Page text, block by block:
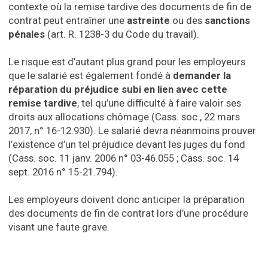
contexte où la remise tardive des documents de fin de
contrat peut entraîner une astreinte ou des sanctions
pénales (art. R. 1238-3 du Code du travail).
Le risque est d’autant plus grand pour les employeurs
que le salarié est également fondé à demander la
réparation du préjudice subi en lien avec cette
remise tardive, tel qu’une difficulté à faire valoir ses
droits aux allocations chômage (Cass. soc., 22 mars
2017, n° 16-12.930). Le salarié devra néanmoins prouver
l’existence d’un tel préjudice devant les juges du fond
(Cass. soc. 11 janv. 2006 n° 03-46.055 ; Cass. soc. 14
sept. 2016 n° 15-21.794).
Les employeurs doivent donc anticiper la préparation
des documents de fin de contrat lors d’une procédure
visant une faute grave.